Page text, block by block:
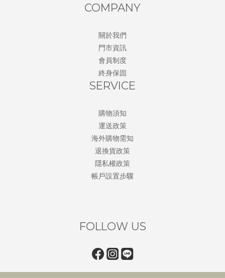
COMPANY
關於我們
門市資訊
會員制度
終身保固
SERVICE
購物須知
運送政策
海外購物需知
退換貨政策
隱私權政策
帳戶設置步驟
FOLLOW US